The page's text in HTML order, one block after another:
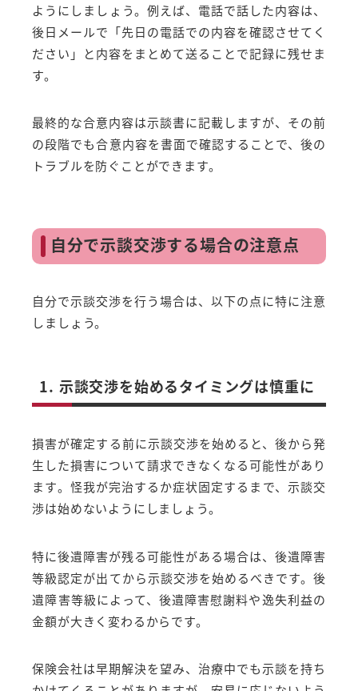
ようにしましょう。例えば、電話で話した内容は、
後日メールで「先日の電話での内容を確認させてく
ださい」と内容をまとめて送ることで記録に残せま
す。
最終的な合意内容は示談書に記載しますが、その前
の段階でも合意内容を書面で確認することで、後の
トラブルを防ぐことができます。
自分で示談交渉する場合の注意点
自分で示談交渉を行う場合は、以下の点に特に注意
しましょう。
1. 示談交渉を始めるタイミングは慎重に
損害が確定する前に示談交渉を始めると、後から発
生した損害について請求できなくなる可能性があり
ます。怪我が完治するか症状固定するまで、示談交
渉は始めないようにしましょう。
特に後遺障害が残る可能性がある場合は、後遺障害
等級認定が出てから示談交渉を始めるべきです。後
遺障害等級によって、後遺障害慰謝料や逸失利益の
金額が大きく変わるからです。
保険会社は早期解決を望み、治療中でも示談を持ち